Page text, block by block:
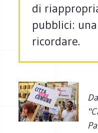
di
pubblici:
ricordare.